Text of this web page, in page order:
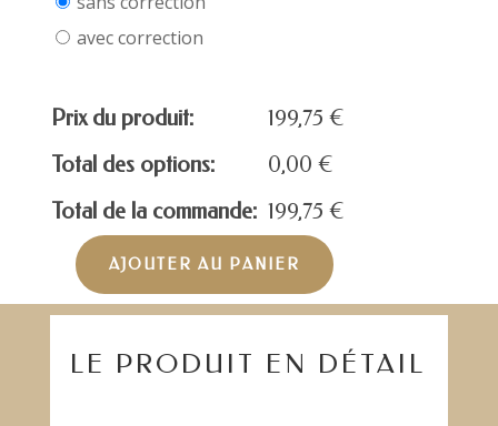
avec correction
Prix du produit: 199,75 €
Total des options:
0,00 €
Total de la commande: 199,75 €
quantité
de
ML5045
AJOUTER AU PANIER
LE PRODUIT EN DÉTAIL